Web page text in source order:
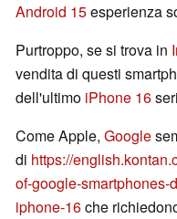
Android 15esperienza
Purtroppo, se si trova in
vendita di questi
dell'ultimo iPhone 16
Come Apple, Google
di https://
of-google-smartphones-
iphone-16che